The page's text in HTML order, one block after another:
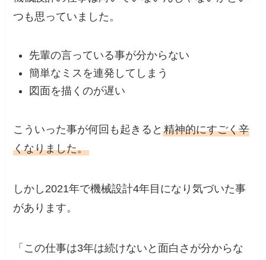
つも思っていました。
先輩の言っている事が分からない
簡単なミスを連発してしまう
図面を描くのが遅い
こういった事が何回も起きると精神的にすごく辛
くなりました。
しかし2021年で機械設計4年目になり気づいた事
があります。
「この仕事は3年は続けないと面白さが分からな